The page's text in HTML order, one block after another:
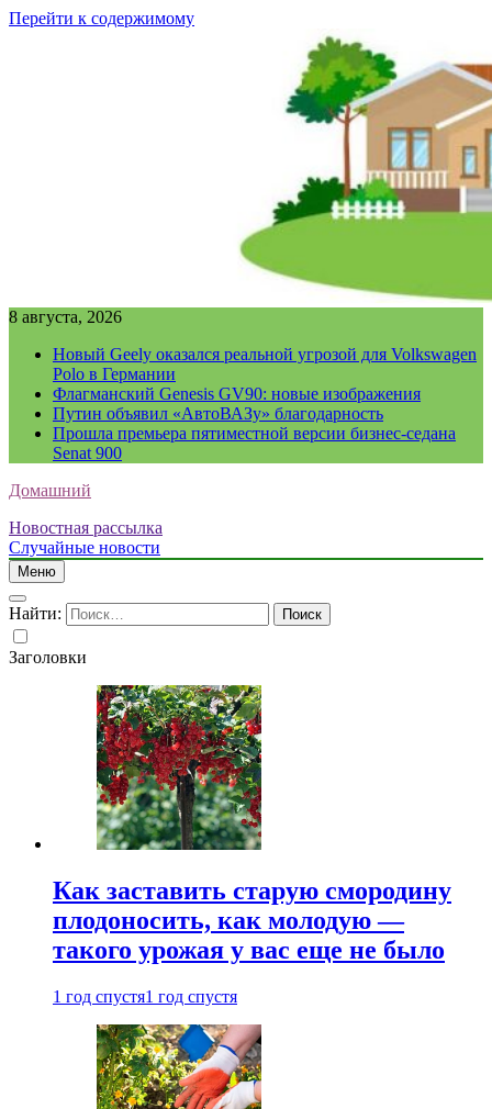
Перейти к содержимому
8 августа, 2026
Новый Geely оказался реальной угрозой для Volkswagen
Polo в Германии
Флагманский Genesis GV90: новые изображения
Путин объявил «АвтоВАЗу» благодарность
Прошла премьера пятиместной версии бизнес-седана
Senat 900
Домашний
Новостная рассылка
Случайные новости
Меню
Найти:
Заголовки
Как заставить старую смородину
плодоносить, как молодую —
такого урожая у вас еще не было
1 год спустя1 год спустя